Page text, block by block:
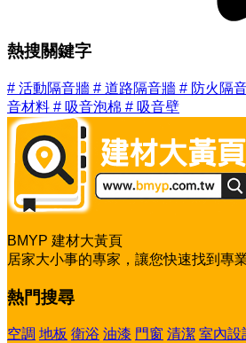
熱搜關鍵字
# 活動隔音牆 # 道路隔音牆 # 防火隔
音材料 # 吸音泡棉 # 吸音壁
BMYP 建材大黃頁
居家大小事的專家，讓您快速找到專業
熱門搜尋
空調 地板 衛浴 油漆 門窗 清潔 室內設